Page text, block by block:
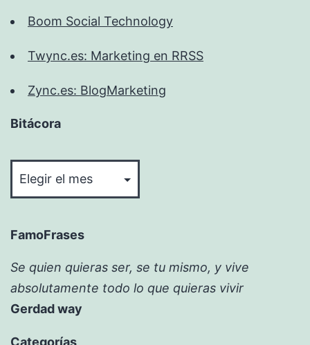
Boom Social Technology
Twync.es: Marketing en RRSS
Zync.es: BlogMarketing
Bitácora
FamoFrases
Se quien quieras ser, se tu mismo, y vive
absolutamente todo lo que quieras vivir
Gerdad way